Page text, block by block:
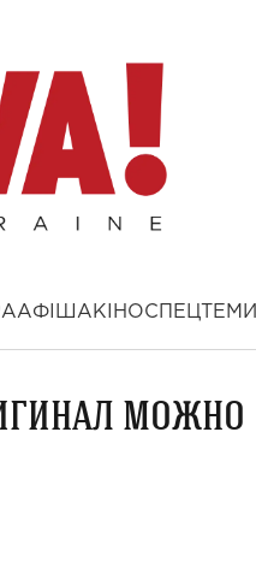
АФІША КІНОСПЕЦТЕМИ
МОЖНО